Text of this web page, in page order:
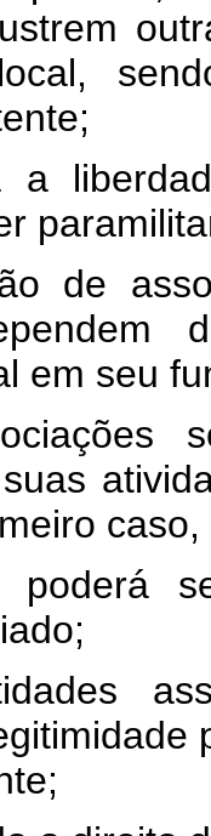
de
em seu
poderá